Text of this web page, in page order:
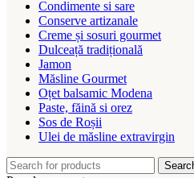
Condimente si sare
Conserve artizanale
Creme și sosuri gourmet
Dulceață tradițională
Jamon
Măsline Gourmet
Oțet balsamic Modena
Paste, făină si orez
Sos de Roșii
Ulei de măsline extravirgin